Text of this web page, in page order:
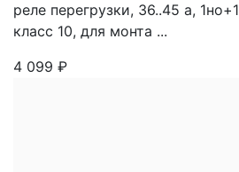
реле перегрузки, 36..45 a,
класс 10, для монта ...
4 099 ₽